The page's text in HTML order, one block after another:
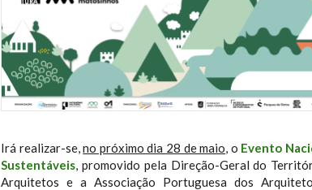
Irá realizar-se,no próximo dia 28 de maio, o Evento
Sustentáveis, promovido pela Direção-Geral do
Arquitetos e a Associação Portuguesa dos